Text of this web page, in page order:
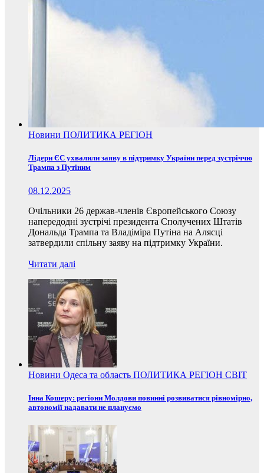
Новини ПОЛИТИКА РЕГІОН
Лідери ЄС ухвалили заяву в підтримку України перед зустріччю
Трампа з Путіним
08.12.2025
Очільники 26 держав-членів Європейського Союзу
напередодні зустрічі президента Сполучених Штатів
Дональда Трампа та Владіміра Путіна на Алясці
затвердили спільну заяву на підтримку України.
Читати далі
Новини Одеса та область ПОЛИТИКА РЕГІОН СВІТ
Інна Кошеру: регіони Молдови повинні розвиватися рівномірно,
автономії надавати не плануємо